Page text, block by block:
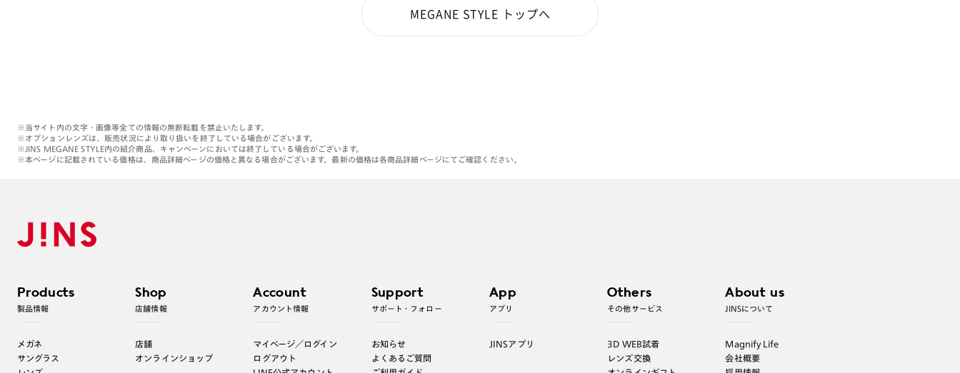
MEGANE STYLE トップへ
※当サイト内の文字・画像等全ての情報の無断転載を禁止いたします。
※オプションレンズは、販売状況により取り扱いを終了している場合がございます。
※JINS MEGANE STYLE内の紹介商品、キャンペーンにおいては終了している場合がございます。
※本ページに記載されている価格は、商品詳細ページの価格と異なる場合がございます。最新の価格は各商品詳細ページにてご確認ください。
Products
製品情報
メガネ
サングラス
Shop
店舗情報
店舗
オンラインショップ
Account
アカウント情報
マイページ／ログイン
ログアウト
Support
サポート・フォロー
お知らせ
よくあるご質問
App
アプリ
JINSアプリ
Others
その他サービス
3D WEB試着
レンズ交換
About us
JINSについて
Magnify Life
会社概要